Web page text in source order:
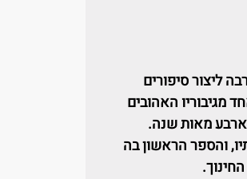
ליצור סיפורים
מגיבוריו האהובים
ארבע מאות שנה.
והספר הראשון בה